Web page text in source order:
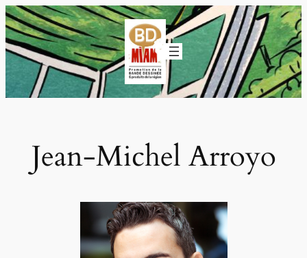
Aller
au
contenu
Jean-Michel Arroyo